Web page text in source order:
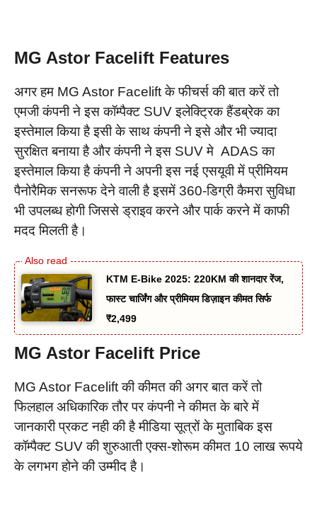
MG Astor Facelift Features
अगर हम MG Astor Facelift के फीचर्स की बात करें तो
एमजी कंपनी ने इस कॉम्पैक्ट SUV इलेक्ट्रिक हैंडब्रेक का
इस्तेमाल किया है इसी के साथ कंपनी ने इसे और भी ज्यादा
सुरक्षित बनाया है और कंपनी ने इस SUV मे ADAS का
इस्तेमाल किया है कंपनी ने अपनी इस नई एसयूवी में प्रीमियम
पैनोरैमिक सनरूफ देने वाली है इसमें 360-डिग्री कैमरा सुविधा
भी उपलब्ध होगी जिससे ड्राइव करने और पार्क करने में काफी
मदद मिलती है।
KTM E-Bike 2025: 220KM की शानदार रेंज,
फास्ट चार्जिंग और प्रीमियम डिज़ाइन कीमत सिर्फ
₹2,499
MG Astor Facelift Price
MG Astor Facelift की कीमत की अगर बात करें तो
फिलहाल अधिकारिक तौर पर कंपनी ने कीमत के बारे में
जानकारी प्रकट नही की है मीडिया सूत्रों के मुताबिक इस
कॉम्पैक्ट SUV की शुरुआती एक्स-शोरूम कीमत 10 लाख रूपये
के लगभग होने की उम्मीद है।